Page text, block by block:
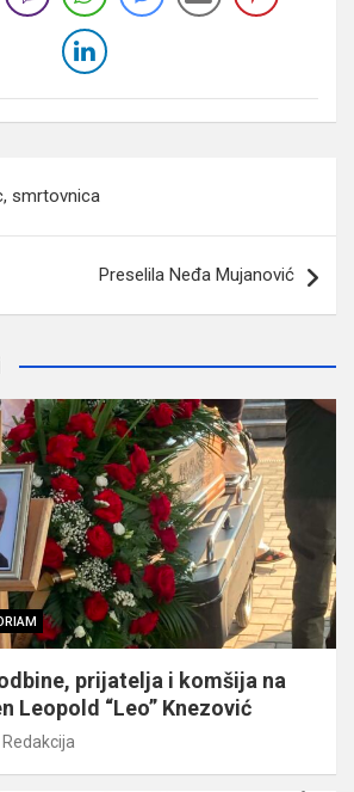
smrtovnica
Preselila Neđa Mujanović
prijatelja i komšija na
Leopold “Leo” Knezović
Redakcija